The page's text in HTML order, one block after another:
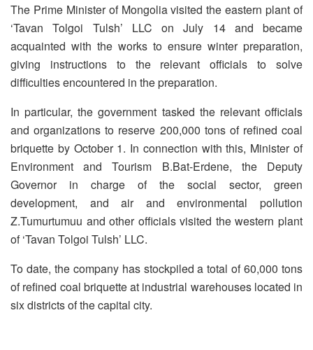
The Prime Minister of Mongolia visited the eastern plant of
‘Tavan Tolgoi Tulsh’ LLC on July 14 and became
acquainted with the works to ensure winter preparation,
giving instructions to the relevant officials to solve
difficulties encountered in the preparation.
In particular, the government tasked the relevant officials
and organizations to reserve 200,000 tons of refined coal
briquette by October 1. In connection with this, Minister of
Environment and Tourism B.Bat-Erdene, the Deputy
Governor in charge of the social sector, green
development, and air and environmental pollution
Z.Tumurtumuu and other officials visited the western plant
of ‘Tavan Tolgoi Tulsh’ LLC.
To date, the company has stockpiled a total of 60,000 tons
of refined coal briquette at industrial warehouses located in
six districts of the capital city.